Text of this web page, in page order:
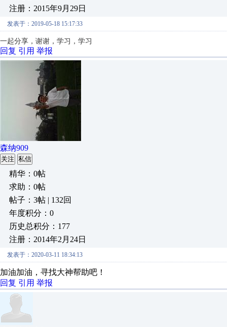
注册：2015年9月29日
发表于：2019-05-18 15:17:33
一起分享，谢谢，学习，学习
回复 引用 举报
森纳909
关注 私信
精华：0帖
求助：0帖
帖子：3帖 | 132回
年度积分：0
历史总积分：177
注册：2014年2月24日
发表于：2020-03-11 18:34:13
加油加油，寻找大神帮助吧！
回复 引用 举报